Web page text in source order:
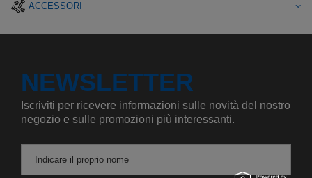
ACCESSORI
NEWSLETTER
Iscriviti per ricevere informazioni sulle novità del nostro
negozio e sulle promozioni più interessanti.
Indicare il proprio nome